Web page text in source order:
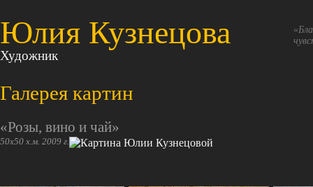
Юлия Кузнецова
Художник
Галерея картин
«Розы, вино и чай»
50х50 х.м. 2009 г.